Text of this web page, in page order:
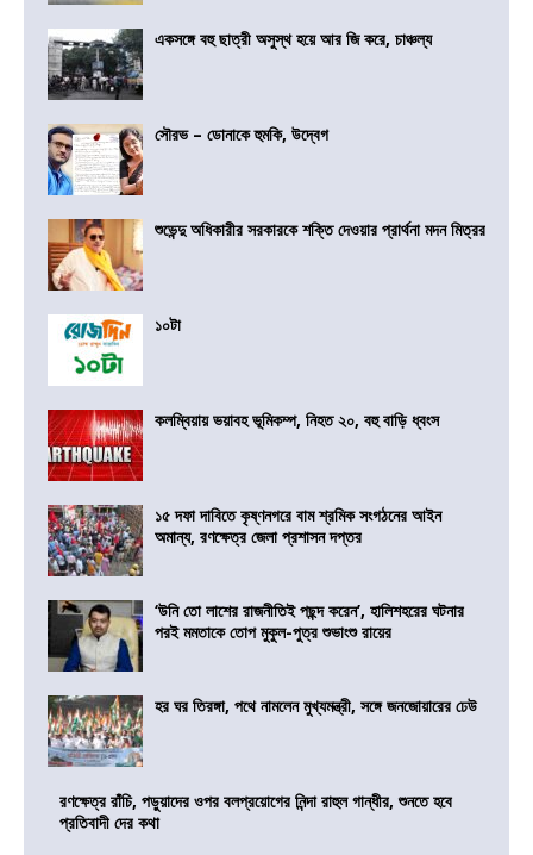
একসঙ্গে বহু ছাত্রী অসুস্থ হয়ে আর জি করে, চাঞ্চল্য
সৌরভ – ডোনাকে হুমকি, উদ্বেগ
শুভেন্দু অধিকারীর সরকারকে শক্তি দেওয়ার প্রার্থনা মদন মিত্রর
১০টা
কলম্বিয়ায় ভয়াবহ ভূমিকম্প, নিহত ২০, বহু বাড়ি ধ্বংস
১৫ দফা দাবিতে কৃষ্ণনগরে বাম শ্রমিক সংগঠনের আইন
অমান্য, রণক্ষেত্র জেলা প্রশাসন দপ্তর
‘উনি তো লাশের রাজনীতিই পছন্দ করেন’, হালিশহরের ঘটনার
পরই মমতাকে তোপ মুকুল-পুত্র শুভাংশু রায়ের
হর ঘর তিরঙ্গা, পথে নামলেন মুখ্যমন্ত্রী, সঙ্গে জনজোয়ারের ঢেউ
রণক্ষেত্র রাঁচি, পড়ুয়াদের ওপর বলপ্রয়োগের নিন্দা রাহুল গান্ধীর, শুনতে হবে
প্রতিবাদী দের কথা